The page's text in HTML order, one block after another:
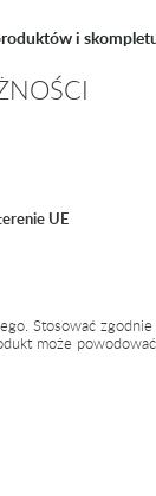
i
UE
Stosować
może